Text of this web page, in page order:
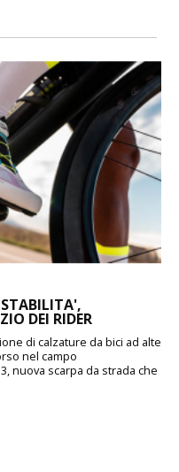
DEI RIDER
di calzature da bici ad alte
nel campo
nuova scarpa da strada che